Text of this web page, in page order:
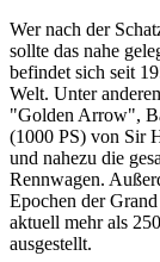
Wer nach der
sollte das nahe
befindet sich seit
Welt. Unter
"Golden Arrow",
(1000 PS) von Sir
und nahezu die
Rennwagen.
Epochen der
aktuell mehr als
ausgestellt.